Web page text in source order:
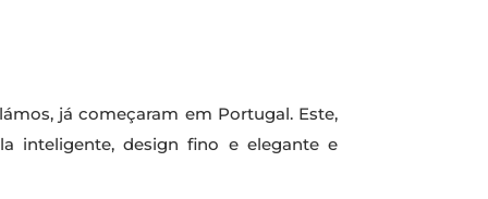
já começaram em Portugal. Este,
inteligente, design fino e elegante e